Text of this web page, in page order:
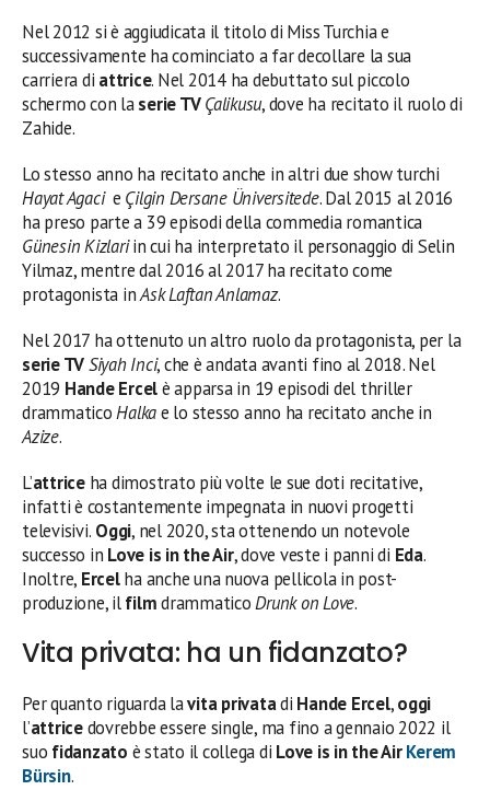
Nel 2012 si è aggiudicata il titolo di Miss Turchia e
successivamente ha cominciato a far decollare la sua
carriera di attrice. Nel 2014 ha debuttato sul piccolo
schermo con laserie TVÇalikusu, dove ha recitato il ruolo di
Zahide.
Lo stesso anno ha recitato anche in altri due show turchi
Hayat Agaci e Çilgin Dersane Üniversitede. Dal 2015 al 2016
ha preso parte a 39 episodi della commedia romantica
Günesin Kizlariin cui ha interpretato il personaggio di Selin
Yilmaz, mentre dal 2016 al 2017 ha recitato come
protagonista inAsk Laftan Anlamaz.
Nel 2017 ha ottenuto un altro ruolo da protagonista, per la
serie TVSiyah Inci, che è andata avanti fino al 2018. Nel
2019 Hande Ercelè apparsa in 19 episodi del thriller
drammaticoHalkae lo stesso anno ha recitato anche in
Azize.
L’attriceha dimostrato più volte le sue doti recitative,
infatti è costantemente impegnata in nuovi progetti
televisivi. Oggi, nel 2020, sta ottenendo un notevole
successo in Love is in the Air, dove veste i panni di Eda.
Inoltre, Ercelha anche una nuova pellicola in post-
produzione, ilfilmdrammaticoDrunk on Love.
Vita privata: ha un fidanzato?
Per quanto riguarda lavita privatadi Hande Ercel,oggi
l’attricedovrebbe essere single, ma fino a gennaio 2022 il
suo fidanzato è stato il collega di Love is in the AirKerem
Bürsin.